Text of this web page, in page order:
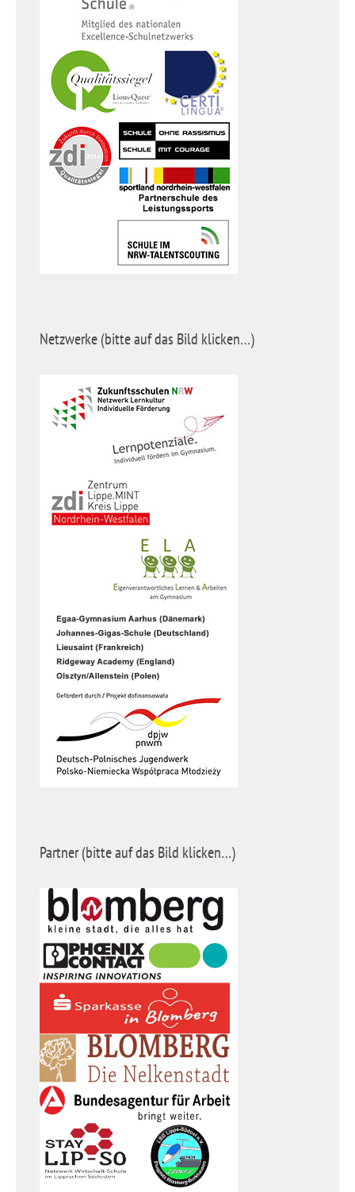
Netzwerke (bitte auf das Bild klicken…)
Partner (bitte auf das Bild klicken…)